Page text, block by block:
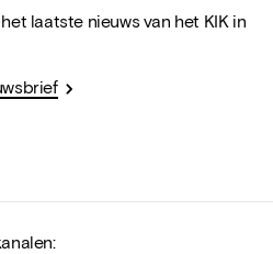
laatste nieuws van het KIK in